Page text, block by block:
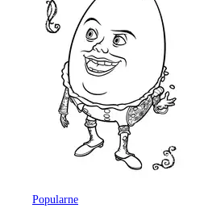
Popularne